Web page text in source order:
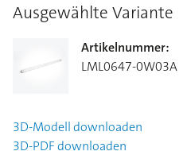
Ausgewählte Variante
Artikelnummer:
LML0647-0W03A
3D-Modelldownloaden
3D-PDFdownloaden